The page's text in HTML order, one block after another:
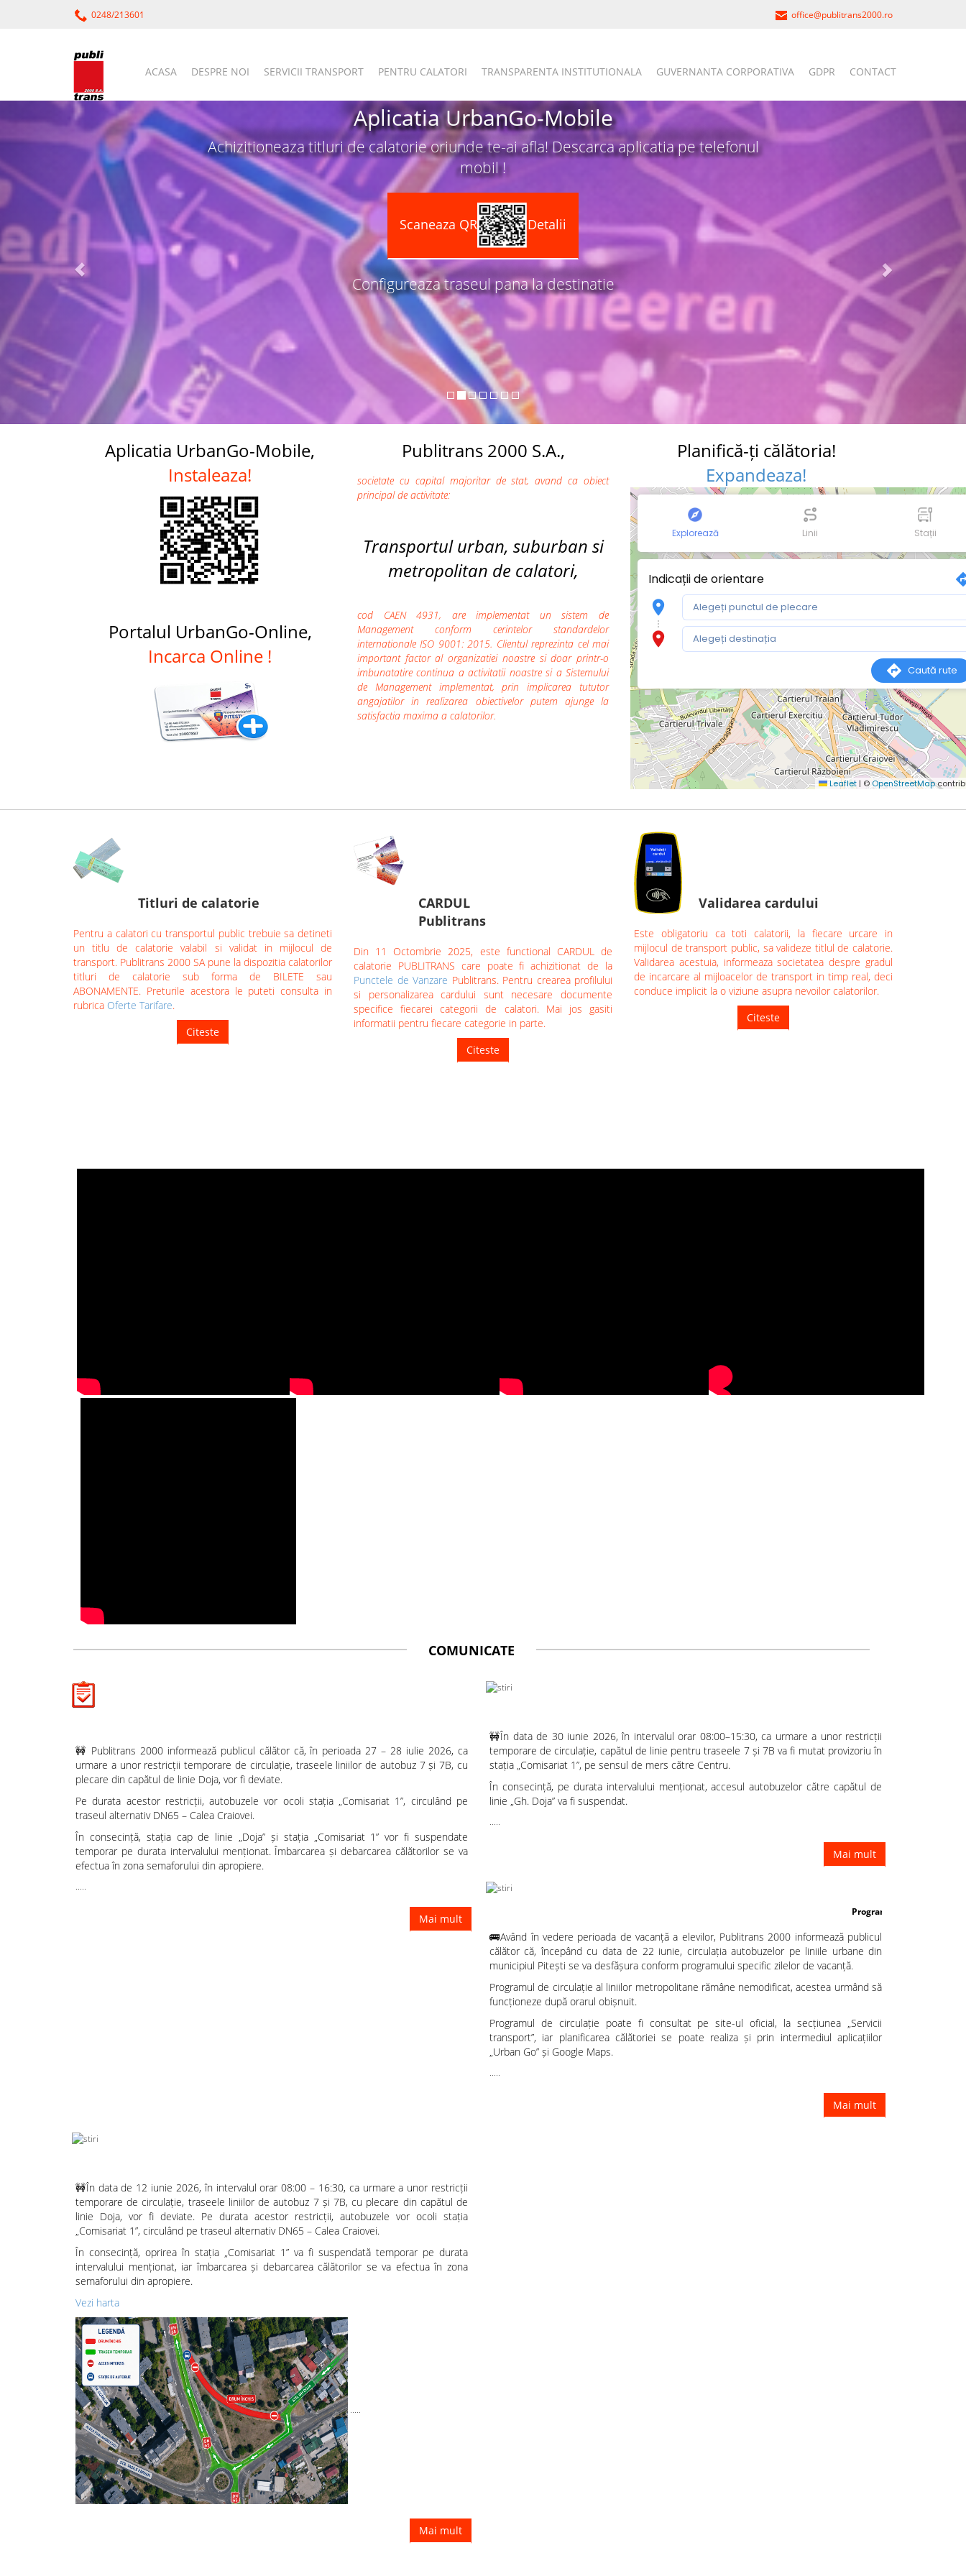
0248/213601 office@publitrans2000.ro
ACASA DESPRE NOI SERVICII TRANSPORT PENTRU CALATORI TRANSPARENTA INSTITUTIONALA GUVERNANTA CORPORATIVA GDPR CONTACT
Aplicatia UrbanGo-Mobile
Achizitioneaza titluri de calatorie oriunde te-ai afla! Descarca aplicatia pe telefonul
mobil !
Scaneaza QR Detalii
Configureaza traseul pana la destinatie
Aplicatia UrbanGo-Mobile,
Instaleaza!
Portalul UrbanGo-Online,
Incarca Online !
Publitrans 2000 S.A.,
societate cu capital majoritar de stat, avand ca obiect
principal de activitate:
Transportul urban, suburban si
metropolitan de calatori,
cod CAEN 4931, are implementat un sistem de
Management conform cerintelor standardelor
internationale ISO 9001: 2015. Clientul reprezinta cel mai
important factor al organizatiei noastre si doar printr-o
imbunatatire continua a activitatii noastre si a Sistemului
de Management implementat, prin implicarea tututor
angajatilor in realizarea obiectivelor putem ajunge la
satisfactia maxima a calatorilor.
Planifică-ți călătoria!
Expandeaza!
Titluri de calatorie
Pentru a calatori cu transportul public trebuie sa detineti
un titlu de calatorie valabil si validat in mijlocul de
transport. Publitrans 2000 SA pune la dispozitia calatorilor
titluri de calatorie sub forma de BILETE sau
ABONAMENTE. Preturile acestora le puteti consulta in
rubrica Oferte Tarifare.
Citeste
CARDUL
Publitrans
Din 11 Octombrie 2025, este functional CARDUL de
calatorie PUBLITRANS care poate fi achizitionat de la
Punctele de Vanzare Publitrans. Pentru crearea profilului
si personalizarea cardului sunt necesare documente
specifice fiecarei categorii de calatori. Mai jos gasiti
informatii pentru fiecare categorie in parte.
Citeste
Validarea cardului
Este obligatoriu ca toti calatorii, la fiecare urcare in
mijlocul de transport public, sa valideze titlul de calatorie.
Validarea acestuia, informeaza societatea despre gradul
de incarcare al mijloacelor de transport in timp real, deci
conduce implicit la o viziune asupra nevoilor calatorilor.
Citeste
COMUNICATE
🚧 Publitrans 2000 informează publicul călător că, în perioada 27 – 28 iulie 2026, ca
urmare a unor restricții temporare de circulație, traseele liniilor de autobuz 7 și 7B, cu
plecare din capătul de linie Doja, vor fi deviate.
Pe durata acestor restricții, autobuzele vor ocoli stația „Comisariat 1”, circulând pe
traseul alternativ DN65 – Calea Craiovei.
În consecință, stația cap de linie „Doja” și stația „Comisariat 1” vor fi suspendate
temporar pe durata intervalului menționat. Îmbarcarea și debarcarea călătorilor se va
efectua în zona semaforului din apropiere.
.....
Mai mult
🚧În data de 30 iunie 2026, în intervalul orar 08:00–15:30, ca urmare a unor restricții
temporare de circulație, capătul de linie pentru traseele 7 și 7B va fi mutat provizoriu în
stația „Comisariat 1”, pe sensul de mers către Centru.
În consecință, pe durata intervalului menționat, accesul autobuzelor către capătul de
linie „Gh. Doja” va fi suspendat.
.....
Mai mult
Programul mijloacelor de transport în perioada
🚌Având în vedere perioada de vacanță a elevilor, Publitrans 2000 informează publicul
călător că, începând cu data de 22 iunie, circulația autobuzelor pe liniile urbane din
municipiul Pitești se va desfășura conform programului specific zilelor de vacanță.
Programul de circulație al liniilor metropolitane rămâne nemodificat, acestea urmând să
funcționeze după orarul obișnuit.
Programul de circulație poate fi consultat pe site-ul oficial, la secțiunea „Servicii
transport”, iar planificarea călătoriei se poate realiza și prin intermediul aplicațiilor
„Urban Go” și Google Maps.
.....
Mai mult
🚧În data de 12 iunie 2026, în intervalul orar 08:00 – 16:30, ca urmare a unor restricții
temporare de circulație, traseele liniilor de autobuz 7 și 7B, cu plecare din capătul de
linie Doja, vor fi deviate. Pe durata acestor restricții, autobuzele vor ocoli stația
„Comisariat 1”, circulând pe traseul alternativ DN65 – Calea Craiovei.
În consecință, oprirea în stația „Comisariat 1” va fi suspendată temporar pe durata
intervalului menționat, iar îmbarcarea și debarcarea călătorilor se va efectua în zona
semaforului din apropiere.
Vezi harta
.....
Mai mult